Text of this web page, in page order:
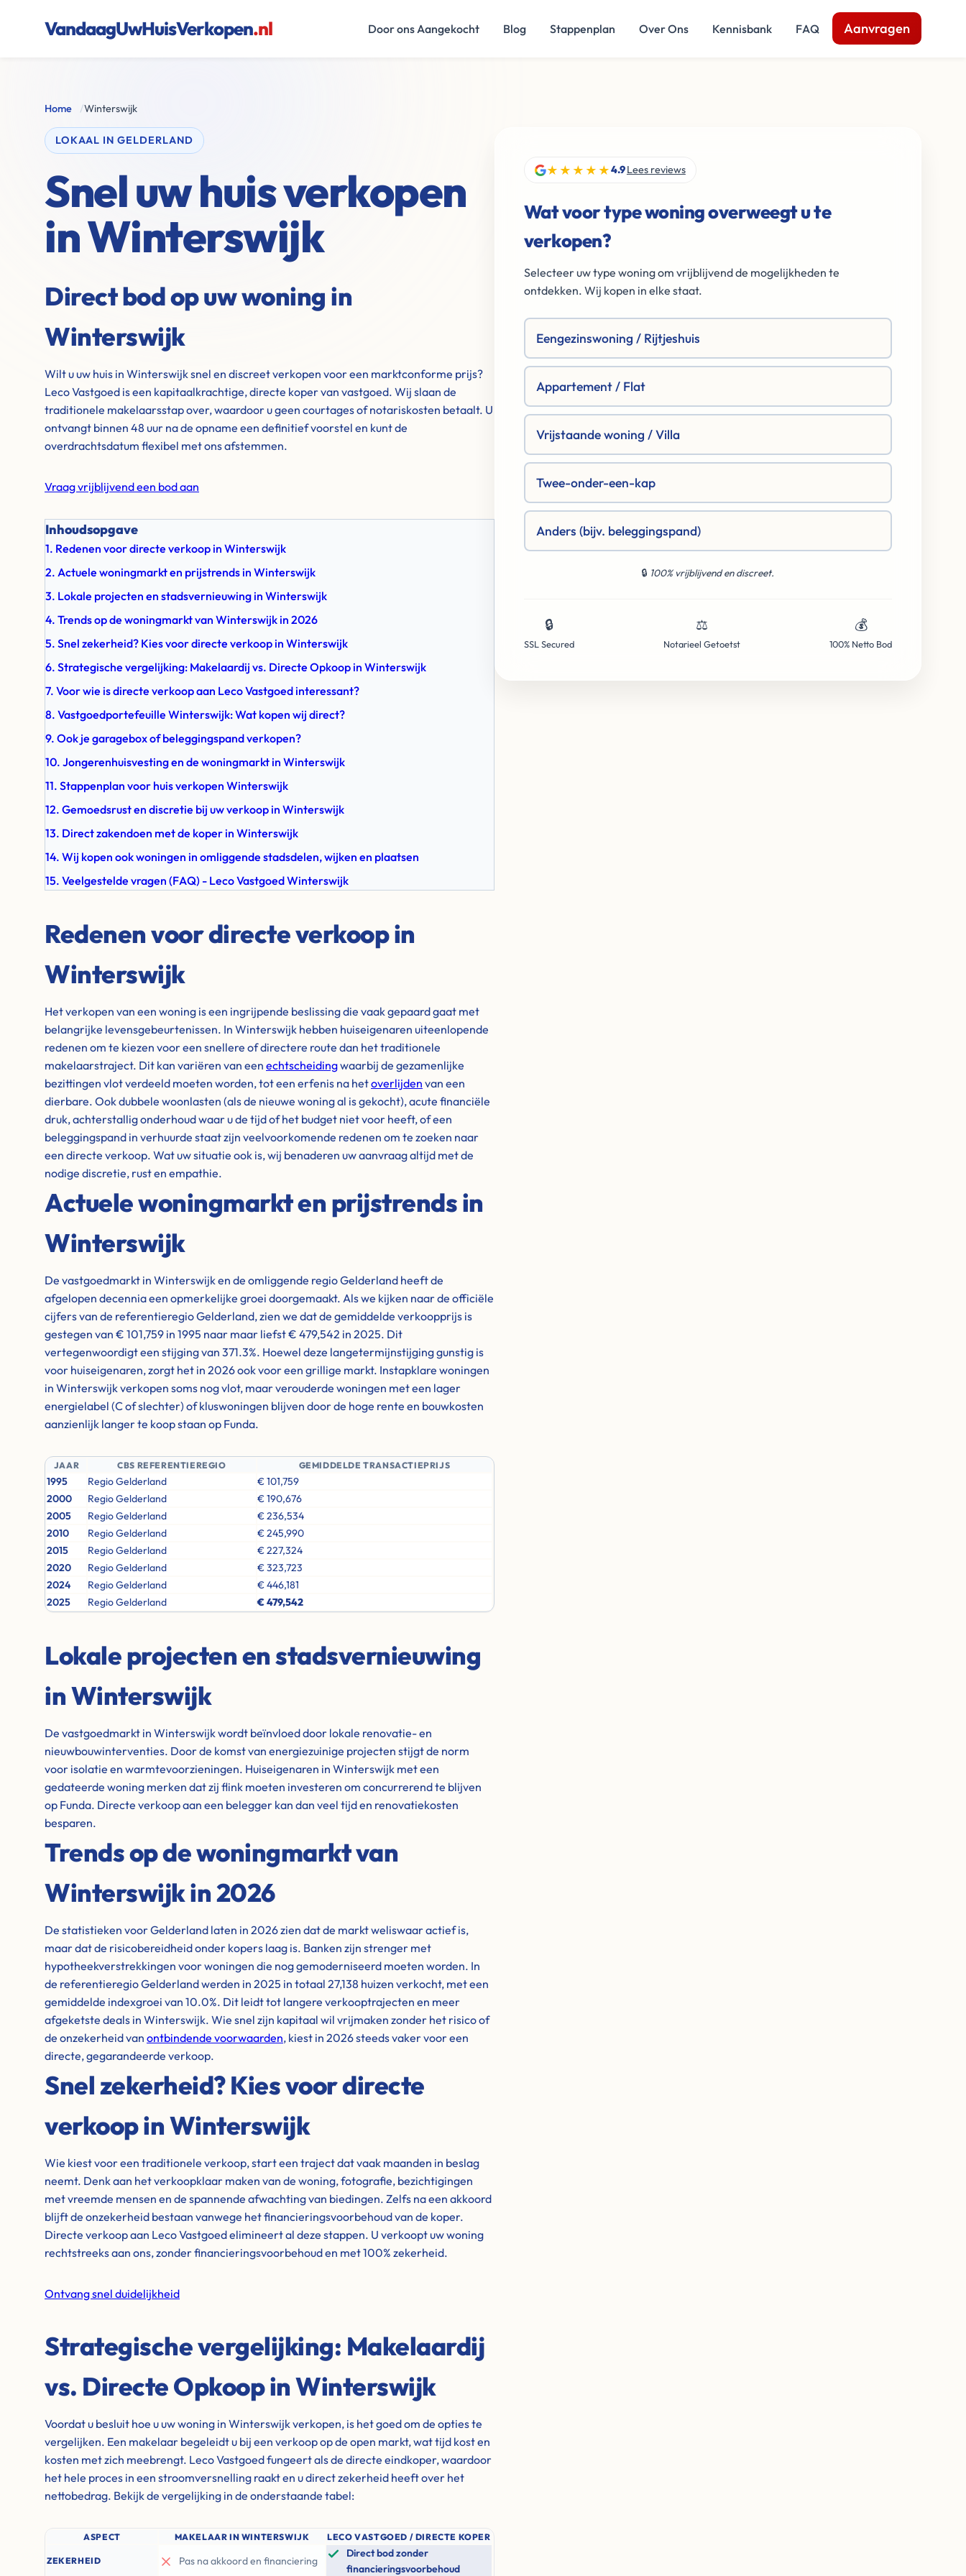
VandaagUwHuisVerkopen.nl Door ons Aangekocht Blog Stappenplan Over Ons Kennisbank FAQ Aanvragen
Home /Winterswijk
LOKAAL IN GELDERLAND
Snel uw huis verkopen
in Winterswijk
Direct bod op uw woning in
Winterswijk
Wilt u uw huis in Winterswijk snel en discreet verkopen voor een marktconforme prijs?
Leco Vastgoed is een kapitaalkrachtige, directe koper van vastgoed. Wij slaan de
traditionele makelaarsstap over, waardoor u geen courtages of notariskosten betaalt. U
ontvangt binnen 48 uur na de opname een definitief voorstel en kunt de
overdrachtsdatum flexibel met ons afstemmen.
Vraag vrijblijvend een bod aan
Inhoudsopgave
1. Redenen voor directe verkoop in Winterswijk
2. Actuele woningmarkt en prijstrends in Winterswijk
3. Lokale projecten en stadsvernieuwing in Winterswijk
4. Trends op de woningmarkt van Winterswijk in 2026
5. Snel zekerheid? Kies voor directe verkoop in Winterswijk
6. Strategische vergelijking: Makelaardij vs. Directe Opkoop in Winterswijk
7. Voor wie is directe verkoop aan Leco Vastgoed interessant?
8. Vastgoedportefeuille Winterswijk: Wat kopen wij direct?
9. Ook je garagebox of beleggingspand verkopen?
10. Jongerenhuisvesting en de woningmarkt in Winterswijk
11. Stappenplan voor huis verkopen Winterswijk
12. Gemoedsrust en discretie bij uw verkoop in Winterswijk
13. Direct zakendoen met de koper in Winterswijk
14. Wij kopen ook woningen in omliggende stadsdelen, wijken en plaatsen
15. Veelgestelde vragen (FAQ) - Leco Vastgoed Winterswijk
Redenen voor directe verkoop in
Winterswijk
Het verkopen van een woning is een ingrijpende beslissing die vaak gepaard gaat met
belangrijke levensgebeurtenissen. In Winterswijk hebben huiseigenaren uiteenlopende
redenen om te kiezen voor een snellere of directere route dan het traditionele
makelaarstraject. Dit kan variëren van een echtscheidingwaarbij de gezamenlijke
bezittingen vlot verdeeld moeten worden, tot een erfenis na hetoverlijden van een
dierbare. Ook dubbele woonlasten (als de nieuwe woning al is gekocht), acute financiële
druk, achterstallig onderhoud waar u de tijd of het budget niet voor heeft, of een
beleggingspand in verhuurde staat zijn veelvoorkomende redenen om te zoeken naar
een directe verkoop. Wat uw situatie ook is, wij benaderen uw aanvraag altijd met de
nodige discretie, rust en empathie.
Actuele woningmarkt en prijstrends in
Winterswijk
De vastgoedmarkt in Winterswijk en de omliggende regio Gelderland heeft de
afgelopen decennia een opmerkelijke groei doorgemaakt. Als we kijken naar de officiële
cijfers van de referentieregio Gelderland, zien we dat de gemiddelde verkoopprijs is
gestegen van € 101,759 in 1995 naar maar liefst € 479,542 in 2025. Dit
vertegenwoordigt een stijging van 371.3%. Hoewel deze langetermijnstijging gunstig is
voor huiseigenaren, zorgt het in 2026 ook voor een grillige markt. Instapklare woningen
in Winterswijk verkopen soms nog vlot, maar verouderde woningen met een lager
energielabel (C of slechter) of kluswoningen blijven door de hoge rente en bouwkosten
aanzienlijk langer te koop staan op Funda.
JAAR CBS REFERENTIEREGIO GEMIDDELDE TRANSACTIEPRIJS
1995 Regio Gelderland
€ 101,759
2000
Regio Gelderland
€ 190,676
2005
Regio Gelderland
€ 236,534
2010
Regio Gelderland
€ 245,990
2015
Regio Gelderland
€ 227,324
2020
Regio Gelderland
€ 323,723
2024
Regio Gelderland
€ 446,181
2025
Regio Gelderland € 479,542
Lokale projecten en stadsvernieuwing
in Winterswijk
De vastgoedmarkt in Winterswijk wordt beïnvloed door lokale renovatie- en
nieuwbouwinterventies. Door de komst van energiezuinige projecten stijgt de norm
voor isolatie en warmtevoorzieningen. Huiseigenaren in Winterswijk met een
gedateerde woning merken dat zij flink moeten investeren om concurrerend te blijven
op Funda. Directe verkoop aan een belegger kan dan veel tijd en renovatiekosten
besparen.
Trends op de woningmarkt van
Winterswijk in 2026
De statistieken voor Gelderland laten in 2026 zien dat de markt weliswaar actief is,
maar dat de risicobereidheid onder kopers laag is. Banken zijn strenger met
hypotheekverstrekkingen voor woningen die nog gemoderniseerd moeten worden. In
de referentieregio Gelderland werden in 2025 in totaal 27,138 huizen verkocht, met een
gemiddelde indexgroei van 10.0%. Dit leidt tot langere verkooptrajecten en meer
afgeketste deals in Winterswijk. Wie snel zijn kapitaal wil vrijmaken zonder het risico of
de onzekerheid van ontbindende voorwaarden, kiest in 2026 steeds vaker voor een
directe, gegarandeerde verkoop.
Snel zekerheid? Kies voor directe
verkoop in Winterswijk
Wie kiest voor een traditionele verkoop, start een traject dat vaak maanden in beslag
neemt. Denk aan het verkoopklaar maken van de woning, fotografie, bezichtigingen
met vreemde mensen en de spannende afwachting van biedingen. Zelfs na een akkoord
blijft de onzekerheid bestaan vanwege het financieringsvoorbehoud van de koper.
Directe verkoop aan Leco Vastgoed elimineert al deze stappen. U verkoopt uw woning
rechtstreeks aan ons, zonder financieringsvoorbehoud en met 100% zekerheid.
Ontvang snel duidelijkheid
Strategische vergelijking: Makelaardij
vs. Directe Opkoop in Winterswijk
Voordat u besluit hoe u uw woning in Winterswijk verkopen, is het goed om de opties te
vergelijken. Een makelaar begeleidt u bij een verkoop op de open markt, wat tijd kost en
kosten met zich meebrengt. Leco Vastgoed fungeert als de directe eindkoper, waardoor
het hele proces in een stroomversnelling raakt en u direct zekerheid heeft over het
nettobedrag. Bekijk de vergelijking in de onderstaande tabel:
ASPECT MAKELAAR IN WINTERSWIJK LECO VASTGOED / DIRECTE KOPER
ZEKERHEID Pas na akkoord en financiering
Direct bod zonder
financieringsvoorbehoud
★★★★★4.9Lees reviews
Wat voor type woning overweegt u te
verkopen?
Selecteer uw type woning om vrijblijvend de mogelijkheden te
ontdekken. Wij kopen in elke staat.
Eengezinswoning / Rijtjeshuis
Appartement / Flat
Vrijstaande woning / Villa
Twee-onder-een-kap
Anders (bijv. beleggingspand)
🔒 100% vrijblijvend en discreet.
🔒
SSL Secured
⚖️
Notarieel Getoetst
💰
100% Netto Bod